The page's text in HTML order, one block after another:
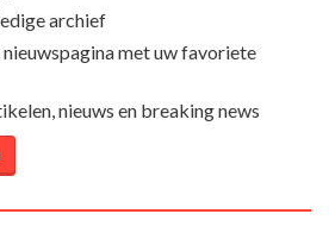
archief
met uw favoriete
nieuws en breaking news